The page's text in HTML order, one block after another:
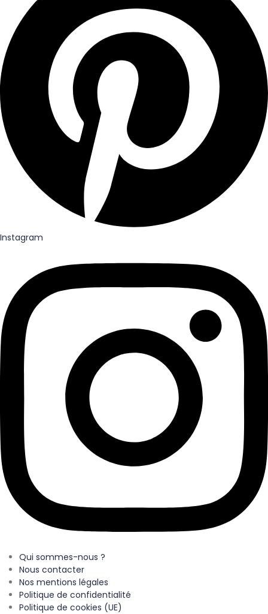
Instagram
Qui sommes-nous ?
Nous contacter
Nos mentions légales
Politique de confidentialité
Politique de cookies (UE)